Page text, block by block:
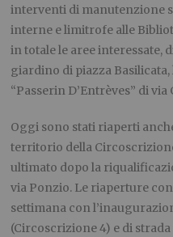
interventi di manutenzione
interne e limitrofe alle
in totale le aree interessate,
giardino di piazza
“Passerin D’Entrèves” di via
Oggi sono stati riaperti
territorio della
ultimato dopo la
via Ponzio. Le riaperture
settimana con
(Circoscrizione 4) e di